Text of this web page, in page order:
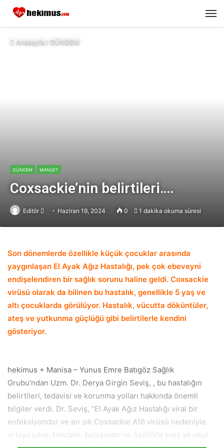
Anasayfa/GÜNDEM
GÜNDEM MANŞET
Coxsackie’nin belirtileri….
Editör
SendHaziran 19, 2024 0 1 dakika okuma süresi
Son dönemlerde özellikle küçük çocuklar arasında
yaygınlaşan El Ayak Ağız Hastalığı, pek çok ebeveyni
endişelendiren bir sağlık sorunu haline geldi. Coxsackie
virüsü olarak da bilinen bu hastalık, genellikle 5 yaş ve
altı çocuklarda görülüyor. Hastalık, vücutta döküntüler,
ateş ve yutkunma güçlüğü gibi belirtilerle kendini
gösteriyor.
hekimus + Manisa – Yunus Emre Batıgöz Sağlık
Grubu’ndan Uzm. Dr. Derya Girgin Seviş, , bu hastalığın
belirtileri, tedavisi ve korunma yolları hakkında önemli
bilgiler verdi. Dr. Seviş, “El Ayak Ağız Hastalığı viral bir
enfeksiyondur ve en sık Coxsackie A16 virüsü nedeniyle
ortaya çıkar. Hastalık, bulaşıcıdır ve özellikle kreş ve okul